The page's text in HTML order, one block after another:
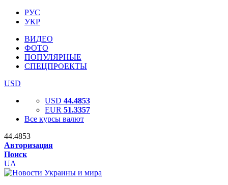
РУС
УКР
ВИДЕО
ФОТО
ПОПУЛЯРНЫЕ
СПЕЦПРОЕКТЫ
USD
USD 44.4853
EUR 51.3357
Все курсы валют
44.4853
Авторизация
Поиск
UA